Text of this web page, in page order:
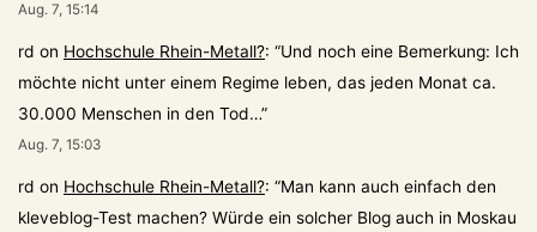
Aug. 7, 15:14
rd on Hochschule Rhein-Metall?: “Und noch eine Bemerkung: Ich
möchte nicht unter einem Regime leben, das jeden Monat ca.
30.000 Menschen in den Tod…”
Aug. 7, 15:03
rd on Hochschule Rhein-Metall?: “Man kann auch einfach den
kleveblog-Test machen? Würde ein solcher Blog auch in Moskau